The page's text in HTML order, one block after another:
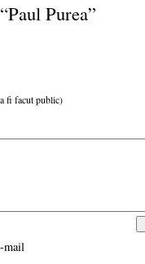
Purea”
fi facut public)
mail